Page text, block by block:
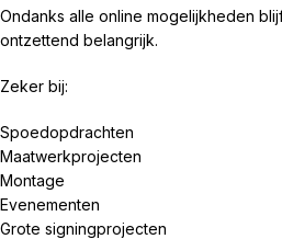
Ondanks alle online mogelijkheden
ontzettend belangrijk.
Zeker bij:
Spoedopdrachten
Maatwerkprojecten
Montage
Evenementen
Grote signingprojecten